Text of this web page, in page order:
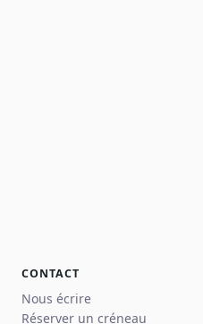
CONTACT
Nous écrire
Réserver un créneau